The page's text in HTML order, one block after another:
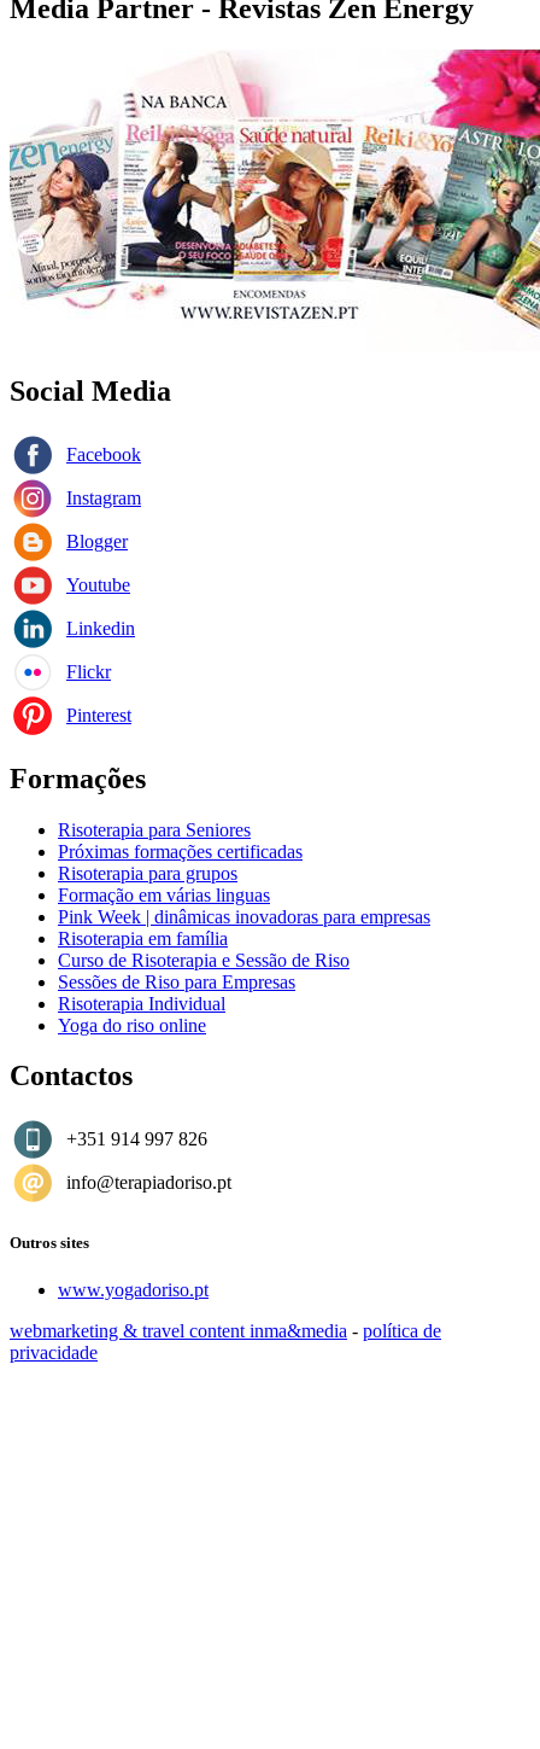
Media Partner - Revistas Zen Energy
Social Media
Facebook
Instagram
Blogger
Youtube
Linkedin
Flickr
Pinterest
Formações
Risoterapia para Seniores
Próximas formações certificadas
Risoterapia para grupos
Formação em várias linguas
Pink Week | dinâmicas inovadoras para empresas
Risoterapia em família
Curso de Risoterapia e Sessão de Riso
Sessões de Riso para Empresas
Risoterapia Individual
Yoga do riso online
Contactos
+351 914 997 826
info@terapiadoriso.pt
Outros sites
www.yogadoriso.pt
webmarketing & travel content inma&media - política de
privacidade